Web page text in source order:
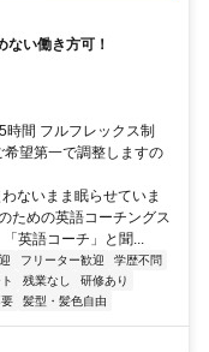
い働き方可！
間 フルフレックス制
望第一で調整しますの
ないまま眠らせていま
ための英語コーチングス
英語コーチ」と聞...
フリーター歓迎
学歴不問
残業なし
研修あり
髪型・髪色自由